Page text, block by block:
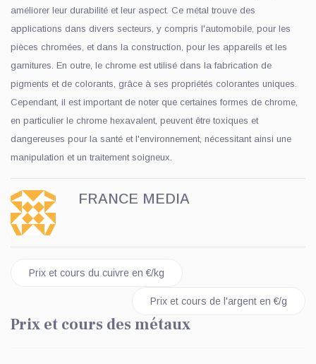
améliorer leur durabilité et leur aspect. Ce métal trouve des
applications dans divers secteurs, y compris l'automobile, pour les
pièces chromées, et dans la construction, pour les appareils et les
garnitures. En outre, le chrome est utilisé dans la fabrication de
pigments et de colorants, grâce à ses propriétés colorantes uniques.
Cependant, il est important de noter que certaines formes de chrome,
en particulier le chrome hexavalent, peuvent être toxiques et
dangereuses pour la santé et l'environnement, nécessitant ainsi une
manipulation et un traitement soigneux.
FRANCE MEDIA
Article précédent : Prix et cours du cuivre en €/kg
Prix et cours du cuivre en €/kg
Article suivant : Prix et cours de
Prix et cours de l'argent en €/g
Prix et cours des métaux